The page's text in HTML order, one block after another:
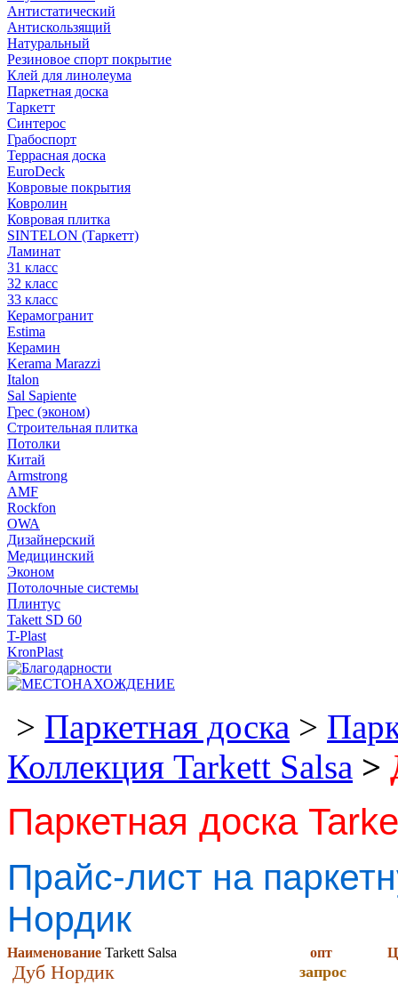
Антистатический
Антискользящий
Натуральный
Резиновое спорт покрытие
Клей для линолеума
Паркетная доска
Таркетт
Синтерос
Грабоспорт
Террасная доска
EuroDeck
Ковровые покрытия
Ковролин
Ковровая плитка
SINTELON (Таркетт)
Ламинат
31 класс
32 класс
33 класс
Керамогранит
Estima
Керамин
Kerama Marazzi
Italon
Sal Sapiente
Грес (эконом)
Строительная плитка
Потолки
Китай
Armstrong
AMF
Rockfon
OWA
Дизайнерский
Медицинский
Эконом
Потолочные системы
Плинтус
Takett SD 60
T-Plast
KronPlast
> Паркетная доска >
Коллекция Tarkett Salsa >
Паркетная доска
Прайс-лист на
Нордик
Наименование Tarkett Salsa опт
Дуб Нордик запрос